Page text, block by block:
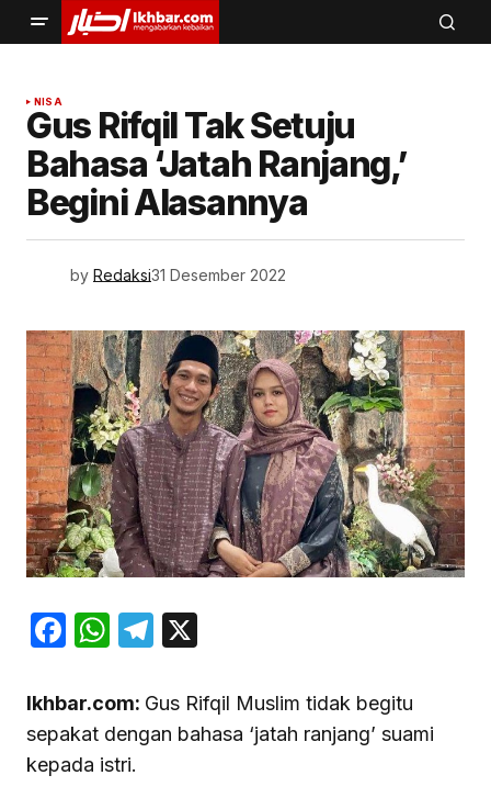
NISA
Gus Rifqil Tak Setuju
Bahasa ‘Jatah Ranjang,’
Begini Alasannya
by Redaksi31 Desember 2022
Facebook
WhatsApp
Telegram
Ikhbar.com: Gus Rifqil Muslim tidak begitu
sepakat dengan bahasa ‘jatah ranjang’ suami
kepada istri.